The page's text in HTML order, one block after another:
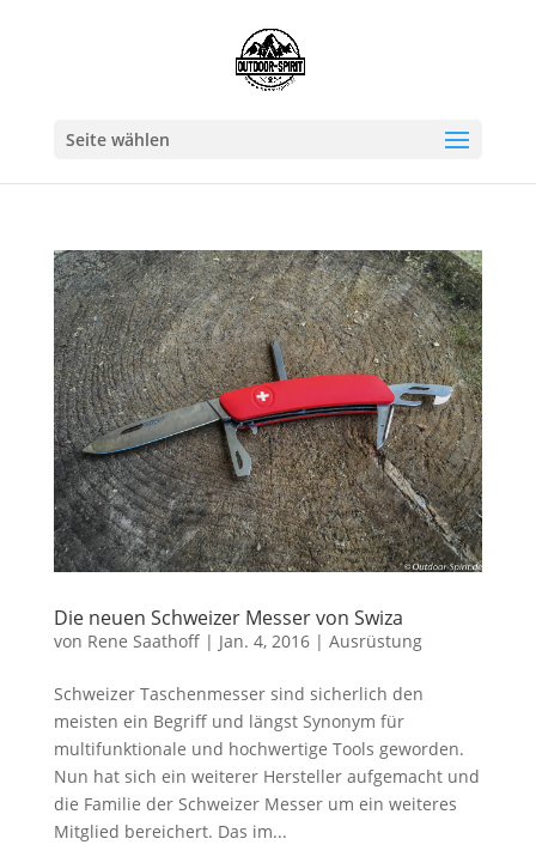
Seite wählen
Die neuen Schweizer Messer von Swiza
von Rene Saathoff| Jan. 4, 2016| Ausrüstung
Schweizer Taschenmesser sind sicherlich den
meisten ein Begriff und längst Synonym für
multifunktionale und hochwertige Tools geworden.
Nun hat sich ein weiterer Hersteller aufgemacht und
die Familie der Schweizer Messer um ein weiteres
Mitglied bereichert. Das im...